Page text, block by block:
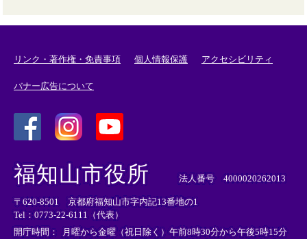
リンク・著作権・免責事項 個人情報保護 アクセシビリティ
バナー広告について
外
部
リ
ン
ク
＞
外
リ
ン
ク
＞
外
部
ン
ク
＞
福知山市役所 法人番号 4000020262013
〒620-8501 京都府福知山市字内記13番地の1
Tel：0773-22-6111（代表）
開庁時間：
月曜から金曜（祝日除く）午前8時30分から午後5時15分